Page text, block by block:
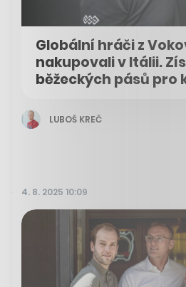
Globální hráči z
nakupovali v Itálii.
běžeckých pásů pro
LUBOŠ KREČ
4. 8. 2025 10:09